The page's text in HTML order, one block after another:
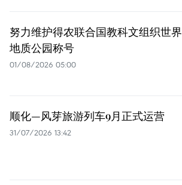
努力维护得农联合国教科文组织世界
地质公园称号
01/08/2026 05:00
顺化—风芽旅游列车9月正式运营
31/07/2026 13:42